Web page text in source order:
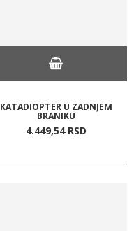
KATADIOPTER U ZADNJEM
BRANIKU
4.449,54 RSD